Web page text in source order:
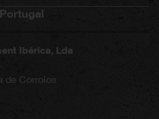
Ibérica, Lda
de Corroios